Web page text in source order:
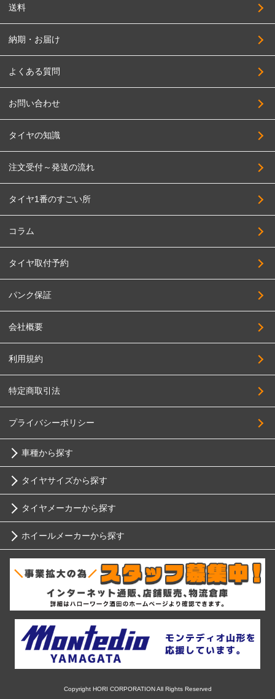
送料
納期・お届け
よくある質問
お問い合わせ
タイヤの知識
注文受付～発送の流れ
タイヤ1番のすごい所
コラム
タイヤ取付予約
パンク保証
会社概要
利用規約
特定商取引法
プライバシーポリシー
車種から探す
トヨタ
ニッサン
スバル
マツダ
ミツビシ
タイヤサイズから探す
10インチ
12インチ
14インチ
15インチ
タイヤメーカーから探す
ブリヂストン
ミシュラン
ヨコハマ
ダンロップ
ホイールメーカーから探す
RIH
Advanti Racing
Copyright HORI CORPORATION All Rights Reserved